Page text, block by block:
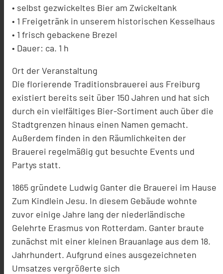
• selbst gezwickeltes Bier am Zwickeltank
• 1 Freigetränk in unserem historischen Kesselhaus
• 1 frisch gebackene Brezel
• Dauer: ca. 1 h
Ort der Veranstaltung
Die florierende Traditionsbrauerei aus Freiburg
existiert bereits seit über 150 Jahren und hat sich
durch ein vielfältiges Bier-Sortiment auch über die
Stadtgrenzen hinaus einen Namen gemacht.
Außerdem finden in den Räumlichkeiten der
Brauerei regelmäßig gut besuchte Events und
Partys statt.
1865 gründete Ludwig Ganter die Brauerei im Hause
Zum Kindlein Jesu. In diesem Gebäude wohnte
zuvor einige Jahre lang der niederländische
Gelehrte Erasmus von Rotterdam. Ganter braute
zunächst mit einer kleinen Brauanlage aus dem 18.
Jahrhundert. Aufgrund eines ausgezeichneten
Umsatzes vergrößerte sich